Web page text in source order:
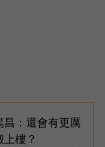
：還會有更厲
樓？